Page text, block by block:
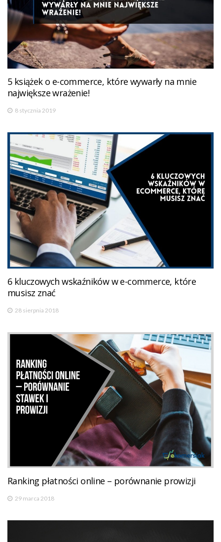
5 książek o e-commerce, które wywarły na mnie
największe wrażenie!
8 stycznia 2019
6 kluczowych wskaźników w e-commerce, które
musisz znać
28 sierpnia 2018
Ranking płatności online – porównanie prowizji
29 marca 2018